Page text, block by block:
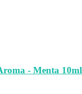
- Menta 10ml